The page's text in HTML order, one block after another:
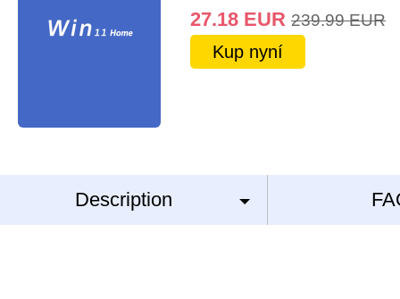
27.18 EUR 239.99 EUR
Kup nyní
Description